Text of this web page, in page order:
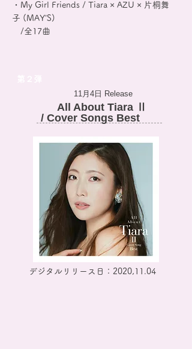
・My Girl Friends / Tiara × AZU × 片桐舞
子 (MAY’S)
/全17曲
11月4日 Release
All About Tiara Ⅱ
/ Cover Songs Best
デジタルリリース日：2020,11.04